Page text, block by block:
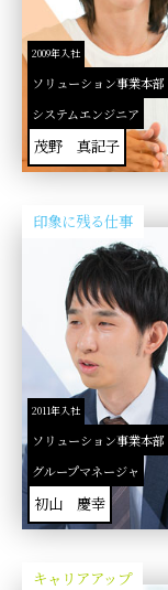
2009年入社
ソリューション事業本部
システムエンジニア
茂野 真記子
印象に残る仕事
2011年入社
ソリューション事業本部
グループマネージャ
初山 慶幸
キャリアアップ